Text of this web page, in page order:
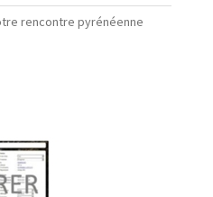
rencontre pyrénéenne